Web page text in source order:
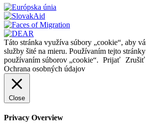
Táto stránka využíva súbory „cookie“, aby
služby šité na mieru. Používaním tejto
používaním súborov „cookie“. Prijať Zrušiť
Ochrana osobných údajov
Close
Privacy Overview